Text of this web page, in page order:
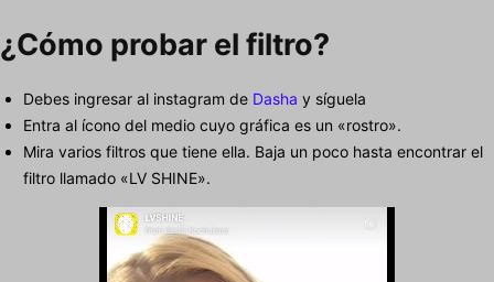
¿Cómo probar el filtro?
Debes ingresar al instagram de Dasha y síguela
Entra al ícono del medio cuyo gráfica es un «rostro».
Mira varios filtros que tiene ella. Baja un poco hasta encontrar el
filtro llamado «LV SHINE».